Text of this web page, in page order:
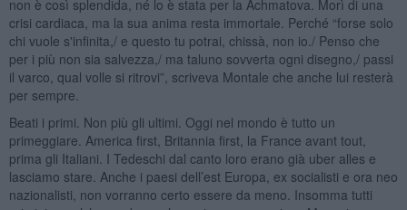
non è così splendida, né lo è stata per la Achmatova. Morì di una
crisi cardiaca, ma la sua anima resta immortale. Perché “forse solo
chi vuole s'infinita,/ e questo tu potrai, chissà, non io./ Penso che
per i più non sia salvezza,/ ma taluno sovverta ogni disegno,/ passi
il varco, qual volle si ritrovi”, scriveva Montale che anche lui resterà
per sempre.
Beati i primi. Non più gli ultimi. Oggi nel mondo è tutto un
primeggiare. America first, Britannia first, la France avant tout,
prima gli Italiani. I Tedeschi dal canto loro erano già uber alles e
lasciamo stare. Anche i paesi dell’est Europa, ex socialisti e ora neo
nazionalisti, non vorranno certo essere da meno. Insomma tutti